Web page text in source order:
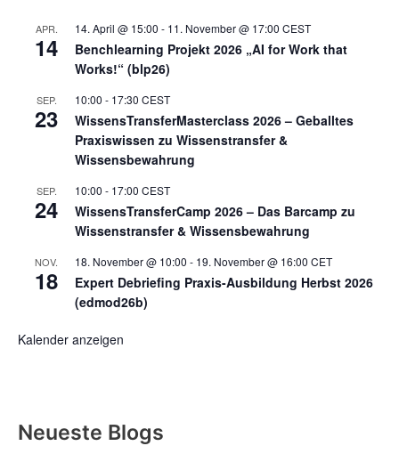
APR.
14
14. April @ 15:00 - 11. November @ 17:00 CEST
Benchlearning Projekt 2026 „AI for Work that
Works!“ (blp26)
SEP.
23
10:00 - 17:30 CEST
WissensTransferMasterclass 2026 – Geballtes
Praxiswissen zu Wissenstransfer &
Wissensbewahrung
SEP.
24
10:00 - 17:00 CEST
WissensTransferCamp 2026 – Das Barcamp zu
Wissenstransfer & Wissensbewahrung
NOV.
18
18. November @ 10:00 - 19. November @ 16:00 CET
Expert Debriefing Praxis-Ausbildung Herbst 2026
(edmod26b)
Kalender anzeigen
Neueste Blogs